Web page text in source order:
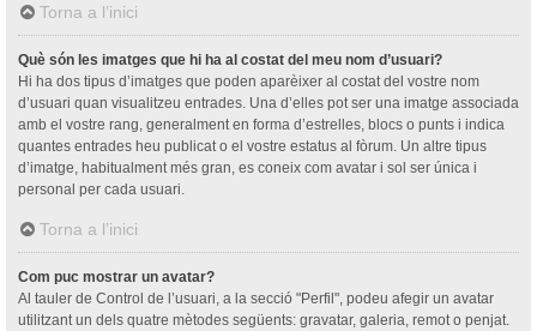
Torna a l’inici
Què són les imatges que hi ha al costat del meu nom d’usuari?
Hi ha dos tipus d’imatges que poden aparèixer al costat del vostre nom
d’usuari quan visualitzeu entrades. Una d’elles pot ser una imatge associada
amb el vostre rang, generalment en forma d’estrelles, blocs o punts i indica
quantes entrades heu publicat o el vostre estatus al fòrum. Un altre tipus
d’imatge, habitualment més gran, es coneix com avatar i sol ser única i
personal per cada usuari.
Torna a l’inici
Com puc mostrar un avatar?
Al tauler de Control de l’usuari, a la secció "Perfil", podeu afegir un avatar
utilitzant un dels quatre mètodes següents: gravatar, galeria, remot o penjat.